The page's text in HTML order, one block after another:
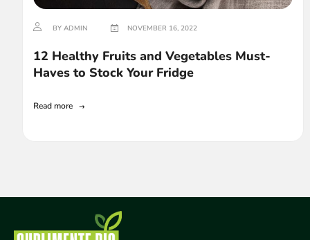
BY ADMIN NOVEMBER 16, 2022
12 Healthy Fruits and Vegetables Must-
Haves to Stock Your Fridge
Read more